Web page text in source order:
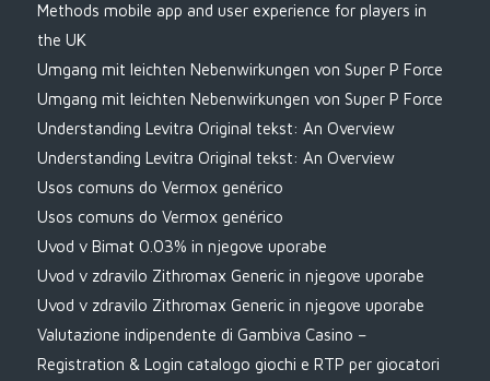
Methods mobile app and user experience for players in
the UK
Umgang mit leichten Nebenwirkungen von Super P Force
Umgang mit leichten Nebenwirkungen von Super P Force
Understanding Levitra Original tekst: An Overview
Understanding Levitra Original tekst: An Overview
Usos comuns do Vermox genérico
Usos comuns do Vermox genérico
Uvod v Bimat 0.03% in njegove uporabe
Uvod v zdravilo Zithromax Generic in njegove uporabe
Uvod v zdravilo Zithromax Generic in njegove uporabe
Valutazione indipendente di Gambiva Casino –
Registration & Login catalogo giochi e RTP per giocatori